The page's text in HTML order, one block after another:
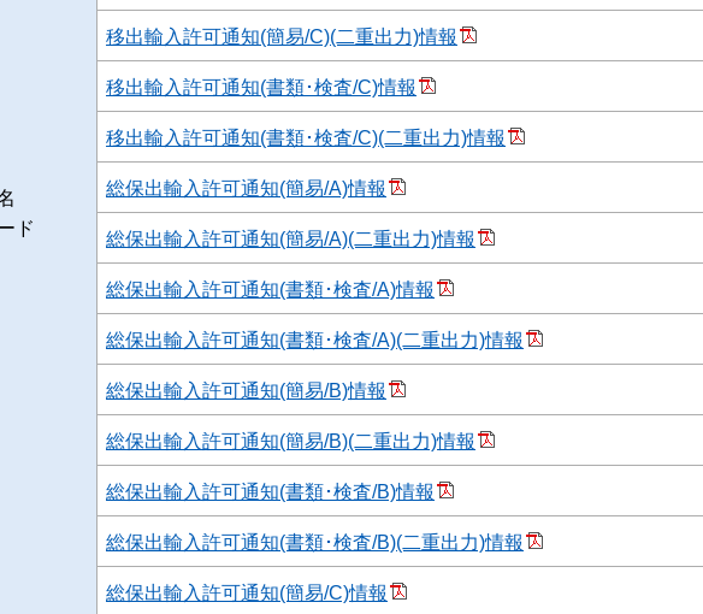
ド
移出輸入許可通知(簡易/C)(二重出力)情報
移出輸入許可通知(書類･検査/C)情報
移出輸入許可通知(書類･検査/C)(二重出力)情報
総保出輸入許可通知(簡易/A)情報
総保出輸入許可通知(簡易/A)(二重出力)情報
総保出輸入許可通知(書類･検査/A)情報
総保出輸入許可通知(書類･検査/A)(二重出力)情報
総保出輸入許可通知(簡易/B)情報
総保出輸入許可通知(簡易/B)(二重出力)情報
総保出輸入許可通知(書類･検査/B)情報
総保出輸入許可通知(書類･検査/B)(二重出力)情報
総保出輸入許可通知(簡易/C)情報